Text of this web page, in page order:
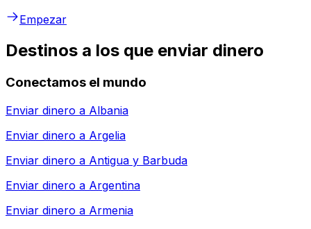
Empezar
Destinos a los que enviar dinero
Conectamos el mundo
Enviar dinero a Albania
Enviar dinero a Argelia
Enviar dinero a Antigua y Barbuda
Enviar dinero a Argentina
Enviar dinero a Armenia